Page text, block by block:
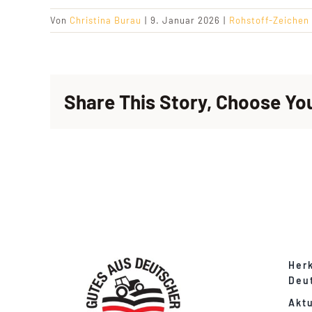
Von Christina Burau | 9. Januar 2026 | Rohstoff-Zeichen
Share This Story, Choose